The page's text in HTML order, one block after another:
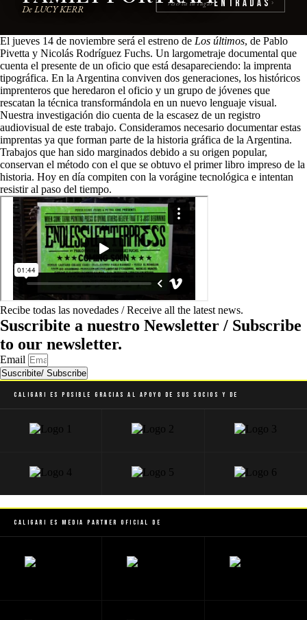
De LUCY KERR
reserva tu lugarEntradas ›
El jueves 14 de noviembre será el estreno de Los últimos, de Pablo
Pivetta y Nicolás Rodríguez Fuchs. Un largometraje documental que
cuenta el presente de un oficio que está desapareciendo: la imprenta
tipográfica. En la Argentina conviven dos generaciones, los históricos
imprenteros que heredaron el oficio y un grupo de jóvenes que
rescatan la técnica transformándola en un nuevo lenguaje visual.
Nuestra investigación dio cuenta de la escasez de un registro
audiovisual de este trabajo. Consideramos necesario documentar estas
imprentas ya que forman parte de la historia gráfica de la Argentina.
Trabajos que han sido marginados debido a su origen popular,
conservan el método con el que se obtuvo el primer libro impreso de la
historia. Hoy en día compiten con la vorágine tecnológica e intentan
resistir al paso del tiempo.
Recibe todas las novedades / Receive all the latest news.
Suscribite a nuestro Newsletter / Subscribe
to our newsletter.
Email
Suscribite/ Subscribe
Caligari es posible gracias al apoyo de sus socios y de
Caligari es Media Partner Oficial de